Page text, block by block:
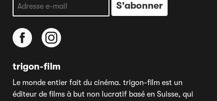
trigon-film
Le monde entier fait du cinéma. trigon-film est un
éditeur de films à but non lucratif basé en Suisse, qui